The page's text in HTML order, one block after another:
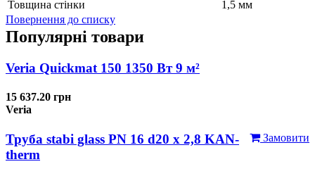
Товщина стінки
1,5 мм
Повернення до списку
Популярні товари
Veria Quickmat 150 1350 Вт 9 м²
15 637.20 грн
Veria
Замовити
Труба stabi glass PN 16 d20 х 2,8 KAN-
therm